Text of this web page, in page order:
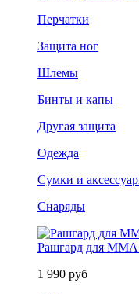
Перчатки
Защита ног
Шлемы
Бинты и капы
Другая защита
Одежда
Сумки и
Снаряды
Рашгард для
1 990 руб